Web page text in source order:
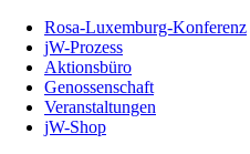
Inhalt
Seite
Rosa-Luxemburg-Konferenz
jW-Prozess
Aktionsbüro
Genossenschaft
Veranstaltungen
jW-Shop